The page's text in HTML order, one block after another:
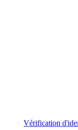
Vérification